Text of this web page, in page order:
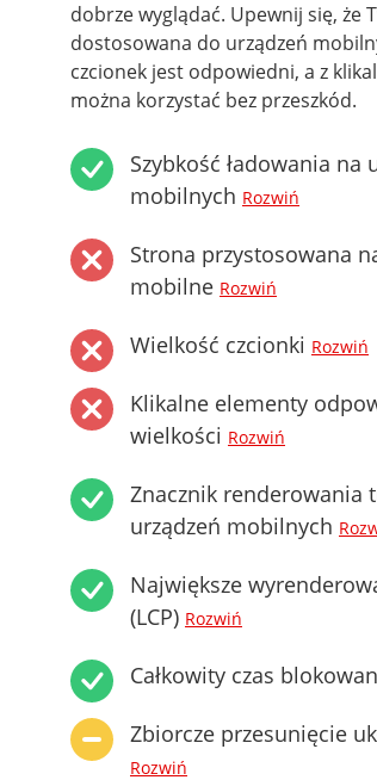
dobrze wyglądać. Upewnij się, że
dostosowana do urządzeń
czcionek jest odpowiedni, a z
można korzystać bez przeszkód.
Szybkość ładowania na
mobilnych Rozwiń
Strona przystosowana
mobilne Rozwiń
Wielkość czcionki Rozwiń
Klikalne elementy
wielkości Rozwiń
Znacznik renderowania
urządzeń mobilnych
Największe
(LCP) Rozwiń
Całkowity czas
Zbiorcze przesunięcie
Rozwiń